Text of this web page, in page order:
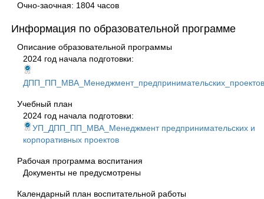
Очно-заочная: 1804 часов
Информация по образовательной программе
Описание образовательной программы
2024 год начала подготовки:
ДПП_ПП_МВА_Менеджмент_предпринимательских_проектов
Учебный план
2024 год начала подготовки:
УП_ДПП_ПП_МВА_Менеджмент предпринимательских и
корпоративных проектов
Рабочая программа воспитания
Документы не предусмотрены
Календарный план воспитательной работы